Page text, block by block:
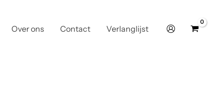
Over ons Contact Verlanglijst